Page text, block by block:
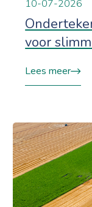
10-07-2026
voor
Lees meer